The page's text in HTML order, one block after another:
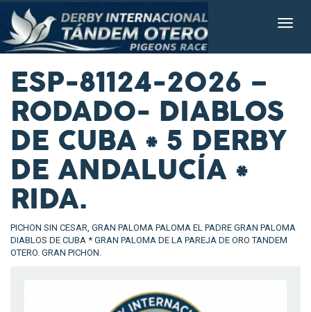
ESP-81124-2026 –
RODADO- DIABLOS
DE CUBA * 5 DERBY
DE ANDALUCÍA *
RIDA.
PICHON SIN CESAR, GRAN PALOMA PALOMA EL PADRE GRAN PALOMA
DIABLOS DE CUBA * GRAN PALOMA DE LA PAREJA DE ORO TANDEM
OTERO. GRAN PICHON.